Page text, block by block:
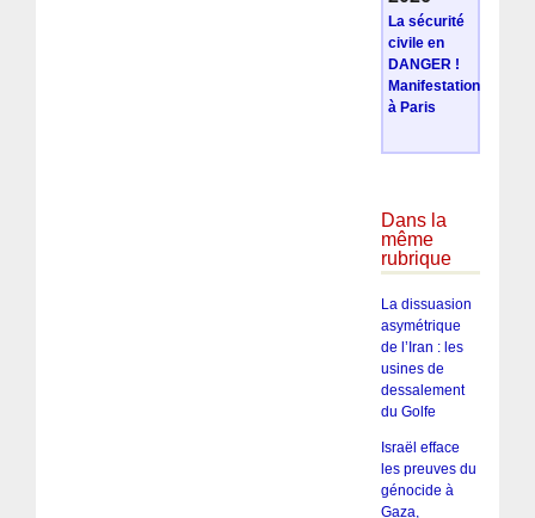
La sécurité
civile en
DANGER !
Manifestation
à Paris
Dans la
même
rubrique
La dissuasion
asymétrique
de l’Iran : les
usines de
dessalement
du Golfe
Israël efface
les preuves du
génocide à
Gaza,